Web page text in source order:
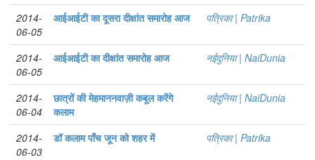
2014-
06-05
आईआईटी का दूसरा दीक्षांत समारोह आज पत्रिका | Patrika
2014-
06-05
आईआईटी का दीक्षांत समारोह आज नईदुनिया | NaiDunia
2014-
06-04
छात्रों की मेहमाननवाज़ी कबूल करेंगे
कलाम
नईदुनिया | NaiDunia
2014-
06-03
डॉ कलाम पाँच जून को शहर में पत्रिका | Patrika